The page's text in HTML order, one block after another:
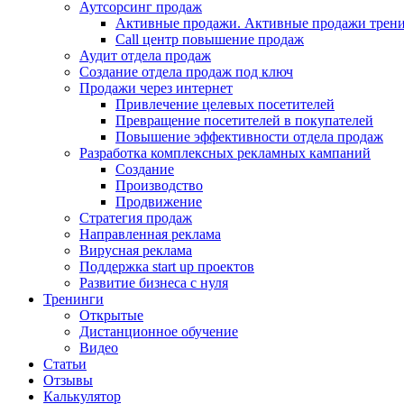
Аутсорсинг продаж
Активные продажи. Активные продажи
Call центр повышение продаж
Аудит отдела продаж
Создание отдела продаж под ключ
Продажи через интернет
Привлечение целевых посетителей
Превращение посетителей в покупателей
Повышение эффективности отдела продаж
Разработка комплексных рекламных кампаний
Создание
Производство
Продвижение
Стратегия продаж
Направленная реклама
Вирусная реклама
Поддержка start up проектов
Развитие бизнеса с нуля
Тренинги
Открытые
Дистанционное обучение
Видео
Статьи
Отзывы
Калькулятор